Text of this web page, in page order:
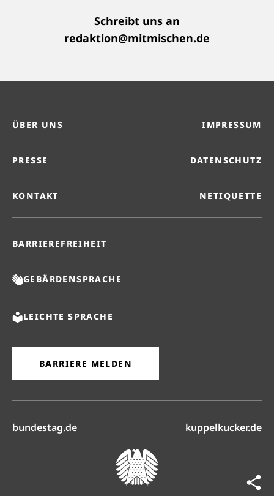
Schreibt uns an
redaktion@mitmischen.de
ÜBER UNS IMPRESSUM
PRESSE DATENSCHUTZ
KONTAKT NETIQUETTE
BARRIEREFREIHEIT
GEBÄRDENSPRACHE
LEICHTE SPRACHE
BARRIERE MELDEN
bundestag.de(öffnet in neuem Reiter)kuppelkucker.de